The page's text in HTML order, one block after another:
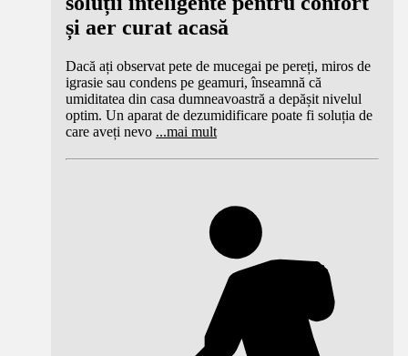
și aer curat acasă
Dacă ați observat pete de mucegai pe pereți, miros de
igrasie sau condens pe geamuri, înseamnă că
umiditatea din casa dumneavoastră a depășit nivelul
optim. Un aparat de dezumidificare poate fi soluția de
care aveți nevo ...mai mult